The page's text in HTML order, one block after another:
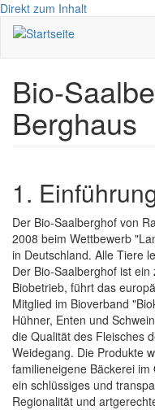
Direkt zum Inhalt
Bio-
Berghaus
1.
Der Bio-Saalberghof von
2008 beim Wettbewerb
in Deutschland. Alle Tiere
Der Bio-Saalberghof ist
Biobetrieb, führt das
Mitglied im Bioverband
Hühner, Enten und
die Qualität des Fleisches
Weidegang. Die Produkte
familieneigene Bäckerei im
ein schlüssiges und
Regionalität und